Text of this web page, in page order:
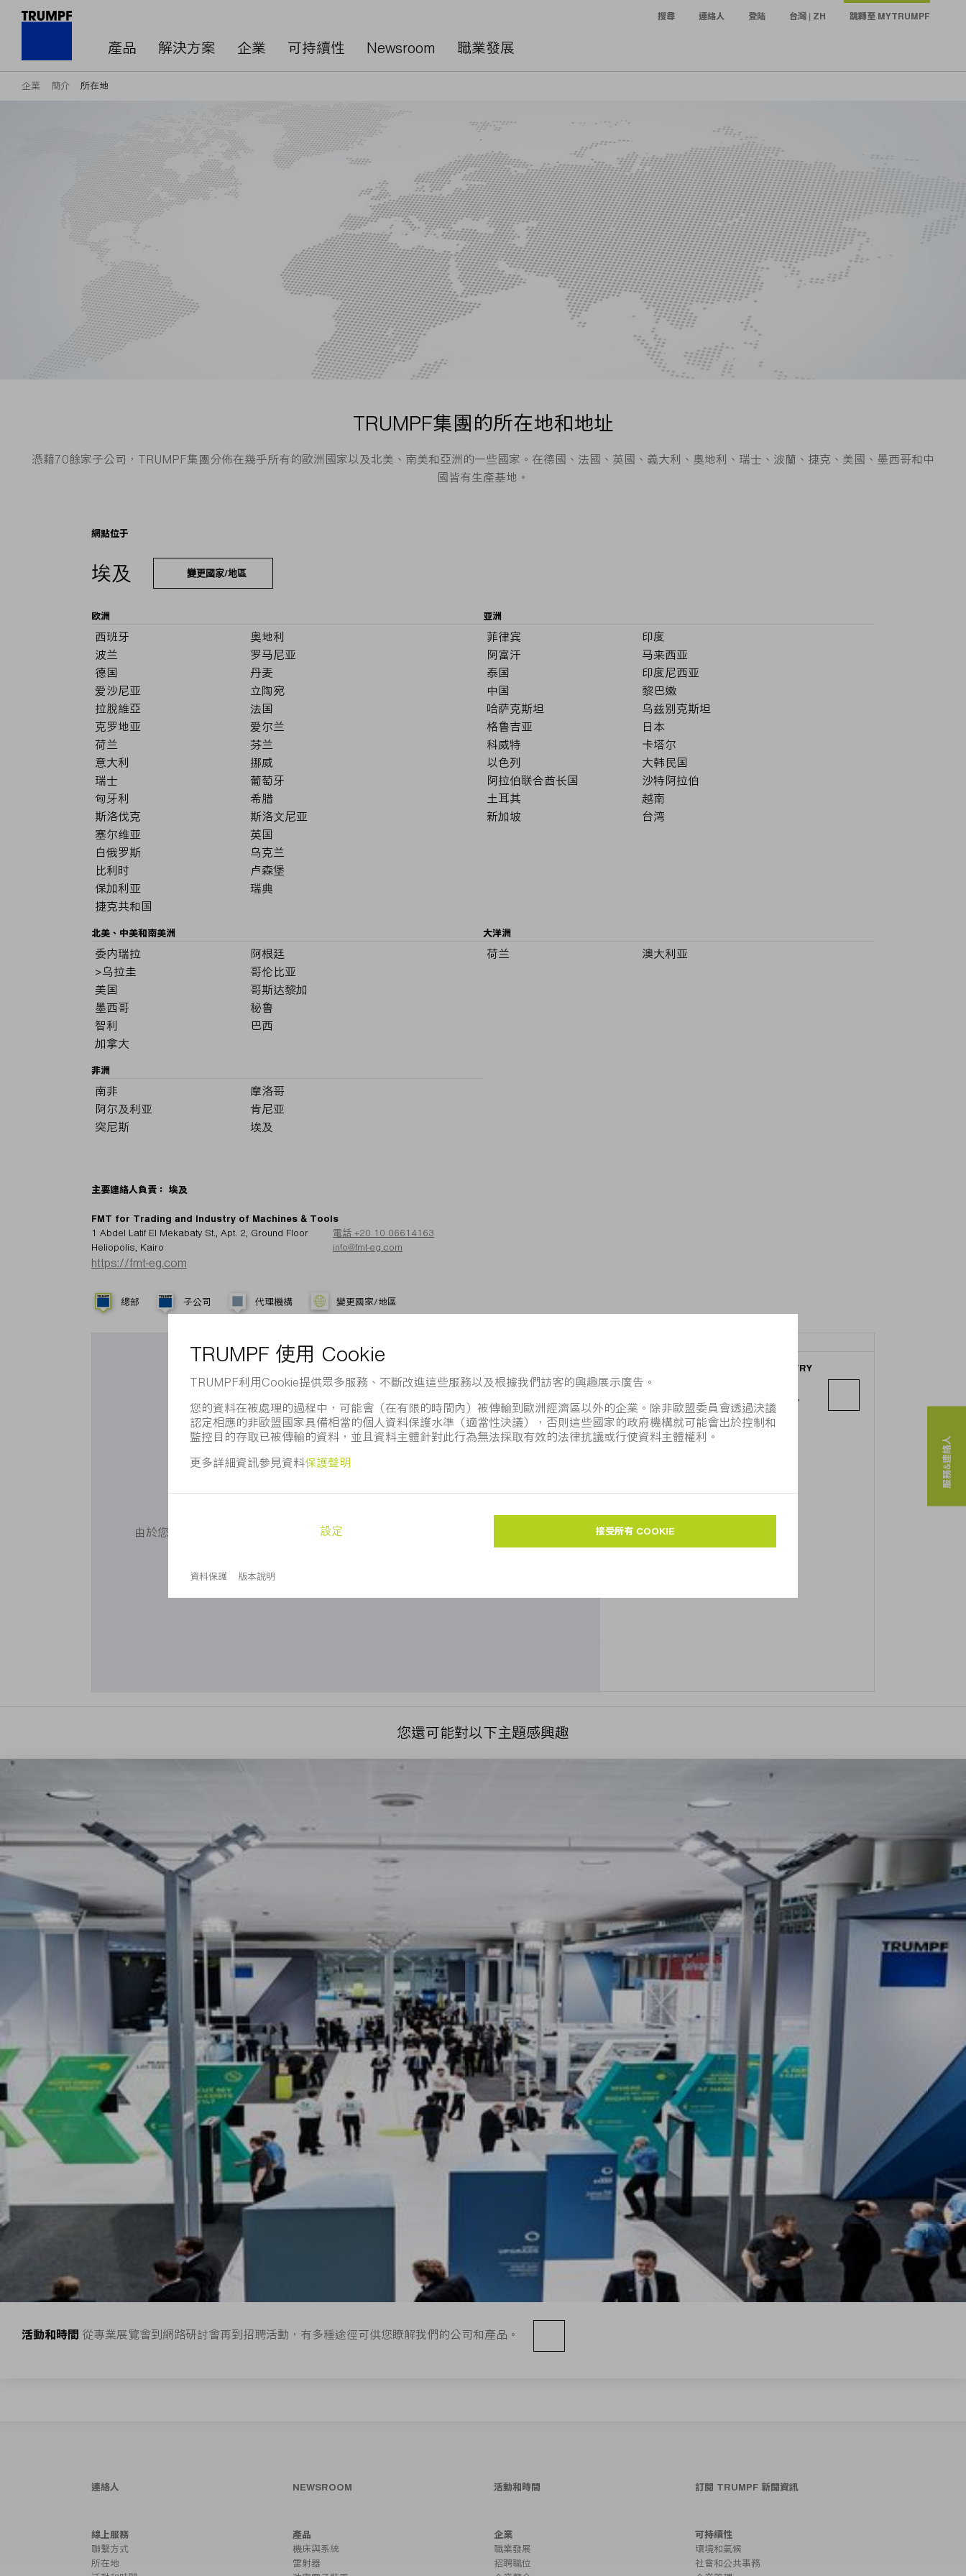
產品 解決方案 企業 可持續性 Newsroom 職業發展
搜尋 連絡人 登陆 台灣 | ZH 跳轉至 MYTRUMPF
企業 簡介 所在地
TRUMPF集團的所在地和地址
憑藉70餘家子公司，TRUMPF集團分佈在幾乎所有的歐洲國家以及北美、南美和亞洲的一些國家。在德國、法國、英國、義大利、奧地利、瑞士、波蘭、捷克、美國、墨西哥和中
國皆有生產基地。
網點位于
埃及 變更國家/地區
欧洲
西班牙
奥地利
波兰
罗马尼亚
德国
丹麦
爱沙尼亚
立陶宛
拉脫維亞
法国
克罗地亚
爱尔兰
荷兰
芬兰
意大利
挪威
瑞士
葡萄牙
匈牙利
希腊
斯洛伐克
斯洛文尼亚
塞尔维亚
英国
白俄罗斯
乌克兰
比利时
卢森堡
保加利亚
瑞典
捷克共和国
亚洲
菲律宾
印度
阿富汗
马来西亚
泰国
印度尼西亚
中国
黎巴嫩
哈萨克斯坦
乌兹别克斯坦
格鲁吉亚
日本
科威特
卡塔尔
以色列
大韩民国
阿拉伯联合酋长国
沙特阿拉伯
土耳其
越南
新加坡
台湾
北美、中美和南美洲
委内瑞拉
阿根廷
>乌拉圭
哥伦比亚
美国
哥斯达黎加
墨西哥
秘鲁
智利
巴西
加拿大
大洋洲
荷兰 澳大利亚
非洲
南非
摩洛哥
阿尔及利亚
肯尼亚
突尼斯
埃及
主要連絡人負責： 埃及
FMT for Trading and Industry of Machines & Tools
1 Abdel Latif El Mekabaty St., Apt. 2, Ground Floor
Heliopolis, Kairo
電話 +20 10 06614163
info@fmt-eg.com
https://fmt-eg.com
總部 子公司 代理機構 變更國家/地區
由於您未同意我們使用Cookie，無法向您顯示Google地圖。請調整您的
FMT FOR TRADING AND INDUSTRY
OF MACHINES & TOOLS
1 Abdel Latif El Mekabaty St., Apt. 2,
Ground Floor
Heliopolis, Kairo
您還可能對以下主題感興趣
活動和時間 從專業展覽會到網路研討會再到招聘活動，有多種途徑可供您瞭解我們的公司和產品。
服務&連絡人
連絡人 NEWSROOM 活動和時間 訂閱 TRUMPF 新聞資訊
線上服務
聯繫方式
所在地
產品
機床與系統
雷射器
企業
職業發展
招聘職位
可持續性
環境和氣候
社會和公共事務